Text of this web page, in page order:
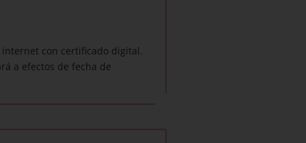
con certificado digital.
a efectos de fecha de